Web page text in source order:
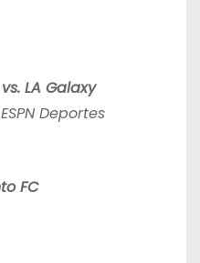
LA Galaxy
ESPN Deportes
FC